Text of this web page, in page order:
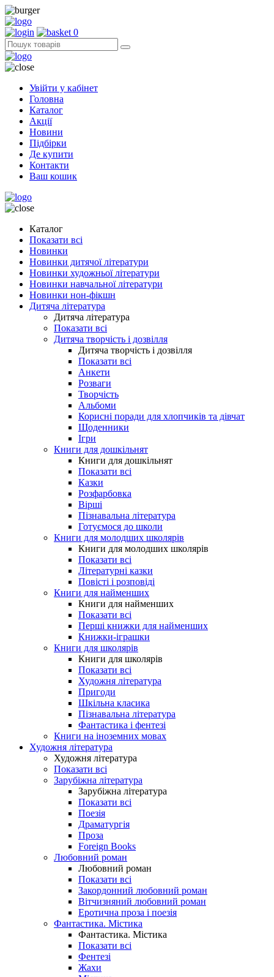
0
Увійти у кабінет
Головна
Каталог
Акції
Новини
Підбірки
Де купити
Контакти
Ваш кошик
Каталог
Показати всі
Новинки
Новинки дитячої літератури
Новинки художньої літератури
Новинки навчальної літератури
Новинки нон-фікшн
Дитяча література
Дитяча література
Показати всі
Дитяча творчість і дозвілля
Дитяча творчість і дозвілля
Показати всі
Анкети
Розваги
Творчість
Альбоми
Корисні поради для хлопчиків та дівчат
Щоденники
Ігри
Книги для дошкільнят
Книги для дошкільнят
Показати всі
Казки
Розфарбовка
Вірші
Пізнавальна література
Готуємося до школи
Книги для молодших школярів
Книги для молодших школярів
Показати всі
Літературні казки
Повісті і розповіді
Книги для найменших
Книги для найменших
Показати всі
Перші книжки для найменших
Книжки-іграшки
Книги для школярів
Книги для школярів
Показати всі
Художня література
Пригоди
Шкільна класика
Пізнавальна література
Фантастика і фентезі
Книги на іноземних мовах
Художня література
Художня література
Показати всі
Зарубіжна література
Зарубіжна література
Показати всі
Поезія
Драматургія
Проза
Foreign Books
Любовний роман
Любовний роман
Показати всі
Закордонний любовний роман
Вітчизняний любовний роман
Еротична проза і поезія
Фантастика. Містика
Фантастика. Містика
Показати всі
Фентезі
Жахи